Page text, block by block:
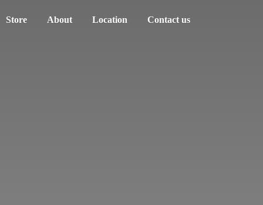
Store About Location Contact us